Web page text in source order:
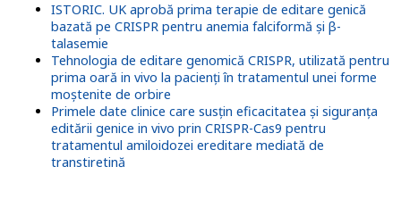
ISTORIC. UK aprobă prima terapie de editare genică
bazată pe CRISPR pentru anemia falciformă și β-
talasemie
Tehnologia de editare genomică CRISPR, utilizată pentru
prima oară in vivo la pacienți în tratamentul unei forme
moștenite de orbire
Primele date clinice care susțin eficacitatea și siguranța
editării genice in vivo prin CRISPR-Cas9 pentru
tratamentul amiloidozei ereditare mediată de
transtiretină